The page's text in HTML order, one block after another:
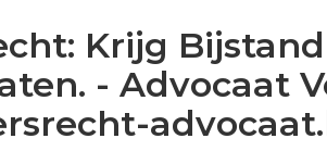
Krijg
- Advocaat